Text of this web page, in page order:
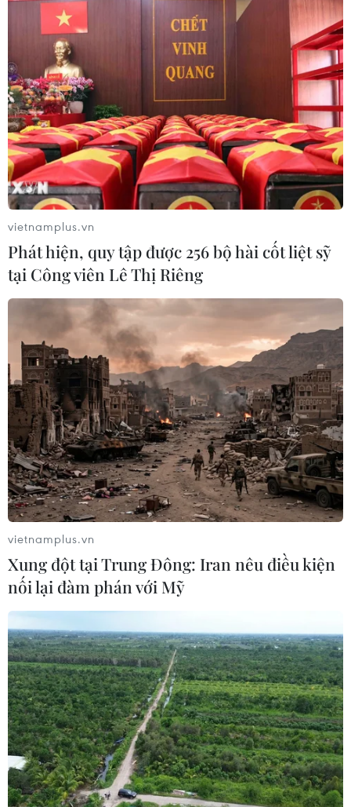
TIN CÙNG CHUYÊN MỤC
Thành phố Hồ Chí Minh sẽ tích hợp
IoT vào hạ tầng giao thông thông
minh
vietnamplus.vn
Phát hiện, quy tập được 256 bộ hài cốt liệt sỹ
tại Công viên Lê Thị Riêng
vietnamplus.vn
Xung đột tại Trung Đông: Iran nêu điều kiện
nối lại đàm phán với Mỹ